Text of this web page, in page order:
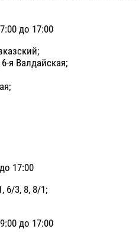
до 17:00
6-я Валдайская;
17:00
6/3, 8, 8/1;
до 17:00